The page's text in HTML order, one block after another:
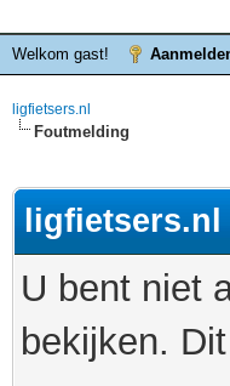
Welkom gast!
ligfietsers.nl
Foutmelding
ligfietsers.nl
U bent niet
bekijken.